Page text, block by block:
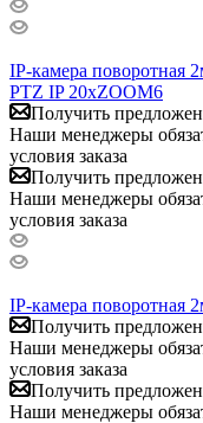
IP-камера поворотная
PTZ IP 20xZOOM6
Получить
Наши менеджеры
условия заказа
Получить
Наши менеджеры
условия заказа
IP-камера поворотная
Получить
Наши менеджеры
условия заказа
Получить
Наши менеджеры